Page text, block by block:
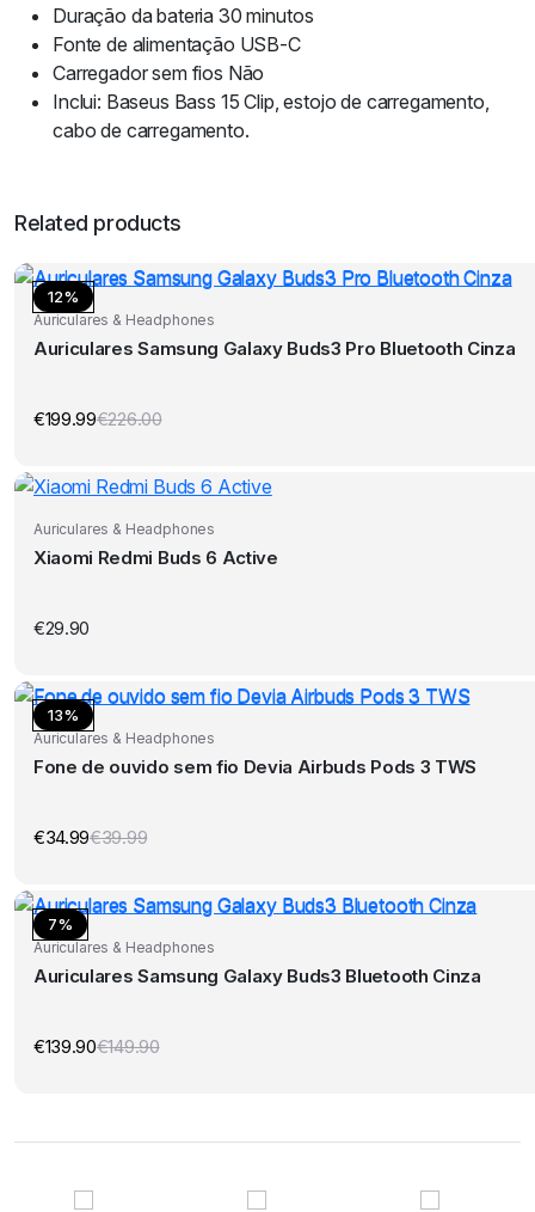
Duração da bateria 30 minutos
Fonte de alimentação USB-C
Carregador sem fios Não
Inclui: Baseus Bass 15 Clip, estojo de carregamento,
cabo de carregamento.
Related products
12%
Auriculares & Headphones
Auriculares Samsung Galaxy Buds3 Pro Bluetooth Cinza
€226.00O
era:
€226.00.
€199.99 O
é:
€199.99.
Auriculares & Headphones
Xiaomi Redmi Buds 6 Active
€29.90
13%
Auriculares & Headphones
Fone de ouvido sem fio Devia Airbuds Pods 3 TWS
€39.99O
era:
€39.99.
€34.99 O
é:
€34.99.
7%
Auriculares & Headphones
Auriculares Samsung Galaxy Buds3 Bluetooth Cinza
€149.90O
€139.90 O